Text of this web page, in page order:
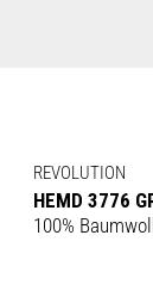
REVOLUTION
HEMD 3776
100%